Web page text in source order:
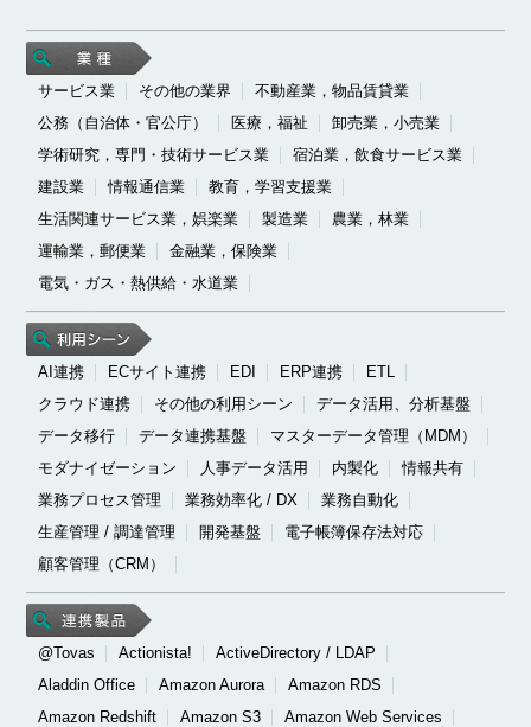
サービス業 その他の業界
不動産業，物品賃貸業
公務（自治体・官公庁）
医療，福祉
卸売業，小売業
学術研究，専門・技術サービス業
宿泊業，飲食サービス業
建設業
情報通信業
教育，学習支援業
生活関連サービス業，娯楽業
製造業
農業，林業
運輸業，郵便業
金融業，保険業
電気・ガス・熱供給・水道業
AI連携 ECサイト連携 EDI ERP連携
ETL
クラウド連携
その他の利用シーン
データ活用、分析基盤
データ移行
データ連携基盤
マスターデータ管理（MDM）
モダナイゼーション
人事データ活用 内製化
情報共有
業務プロセス管理
業務効率化 / DX
業務自動化
生産管理 / 調達管理
開発基盤
電子帳簿保存法対応
顧客管理（CRM）
@Tovas Actionista!
ActiveDirectory / LDAP
Aladdin Office
Amazon Aurora
Amazon RDS
Amazon Redshift
Amazon S3
Amazon Web Services